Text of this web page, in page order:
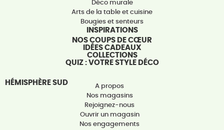
Déco murale
Arts de la table et cuisine
Bougies et senteurs
INSPIRATIONS
NOS COUPS DE CŒUR
IDÉES CADEAUX
COLLECTIONS
QUIZ : VOTRE STYLE DÉCO
HÉMISPHÈRE SUD
A propos
Nos magasins
Rejoignez-nous
Ouvrir un magasin
Nos engagements